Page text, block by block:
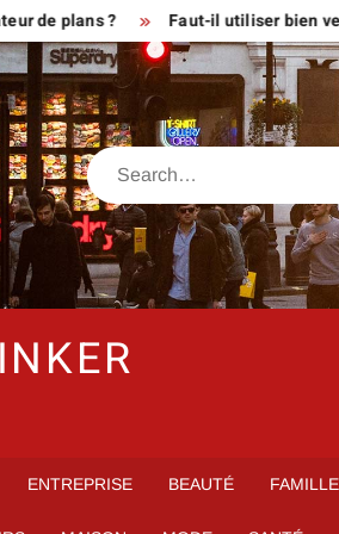
? Faut-il utiliser bien veo quand
Search
ENTREPRISE BEAUTÉ FAMILLE